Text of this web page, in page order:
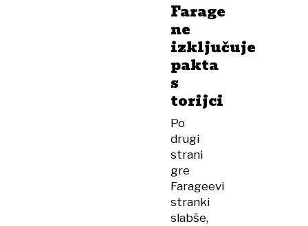
Farage
ne
izključuje
pakta
s
torijci
Po
drugi
strani
gre
Farageevi
stranki
slabše,